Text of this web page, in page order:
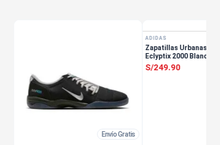
Envío Gratis
ADIDAS
Zapatillas Urbanas
Eclyptix 2000 Blanco
S/249.90